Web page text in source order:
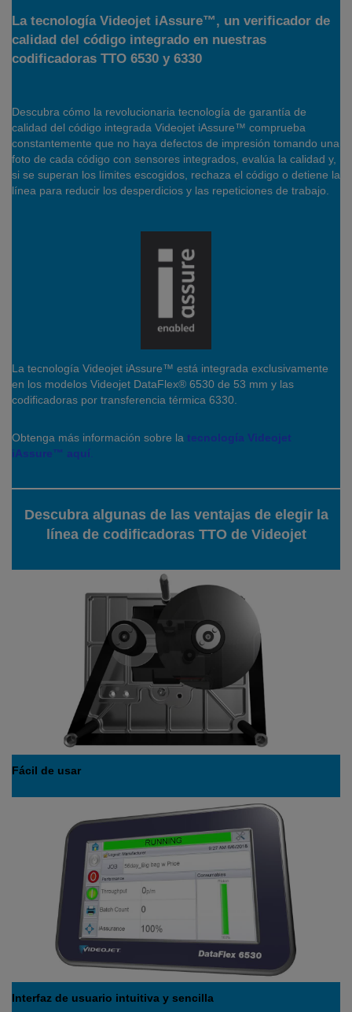
La tecnología Videojet iAssure™, un verificador de
calidad del código integrado en nuestras
codificadoras TTO 6530 y 6330
Descubra cómo la revolucionaria tecnología de garantía de
calidad del código integrada Videojet iAssure™ comprueba
constantemente que no haya defectos de impresión tomando una
foto de cada código con sensores integrados, evalúa la calidad y,
si se superan los límites escogidos, rechaza el código o detiene la
línea para reducir los desperdicios y las repeticiones de trabajo.
La tecnología Videojet iAssure™ está integrada exclusivamente
en los modelos Videojet DataFlex® 6530 de 53 mm y las
codificadoras por transferencia térmica 6330.
Obtenga más información sobre la tecnología Videojet
iAssure™ aquí.
Descubra algunas de las ventajas de elegir la
línea de codificadoras TTO de Videojet
Fácil de usar
Interfaz de usuario intuitiva y sencilla